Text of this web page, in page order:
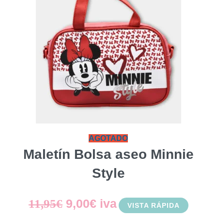
AGOTADO
Maletín Bolsa aseo Minnie
Style
11,95€ El
9,00€Eliva VISTA RÁPIDA